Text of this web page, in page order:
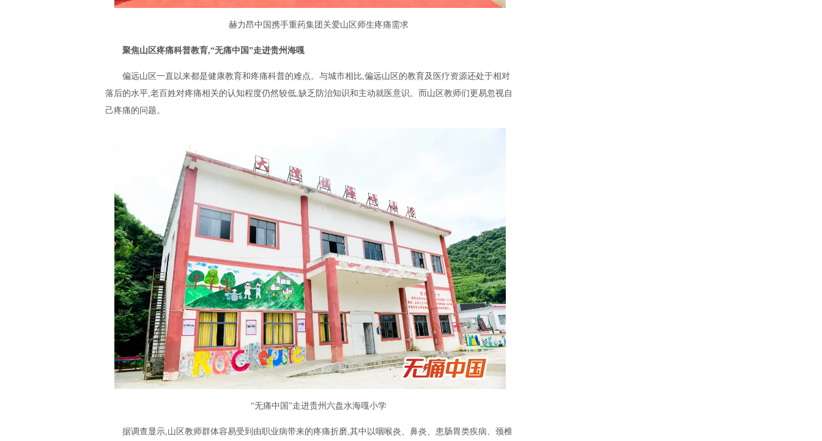
赫力昂中国携手重药集团关爱山区师生疼痛需求
聚焦山区疼痛科普教育,“无痛中国”走进贵州海嘎
偏远山区一直以来都是健康教育和疼痛科普的难点。与城市相比,偏远山区的教育及医疗资源还处于相对
落后的水平,老百姓对疼痛相关的认知程度仍然较低,缺乏防治知识和主动就医意识。而山区教师们更易忽视自
己疼痛的问题。
“无痛中国”走进贵州六盘水海嘎小学
据调查显示,山区教师群体容易受到由职业病带来的疼痛折磨,其中以咽喉炎、鼻炎、患肠胃类疾病、颈椎